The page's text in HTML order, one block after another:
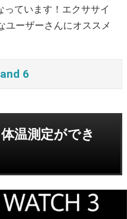
っています！エクササイ
ユーザーさんにオススメ
6
体温測定ができ